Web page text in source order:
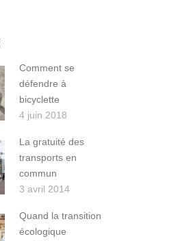
Comment se
défendre à
bicyclette
4 juin 2018
La gratuité des
transports en
commun
3 avril 2014
Quand la transition
écologique